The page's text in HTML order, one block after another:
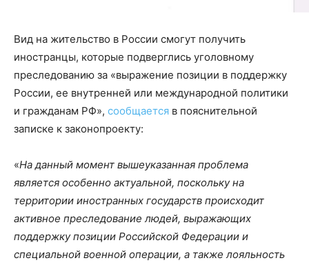
Вид на жительство в России смогут получить
иностранцы, которые подверглись уголовному
преследованию за «выражение позиции в поддержку
России, ее внутренней или международной политики
и гражданам РФ», сообщается в пояснительной
записке к законопроекту:
«На данный момент вышеуказанная проблема
является особенно актуальной, поскольку на
территории иностранных государств происходит
активное преследование людей, выражающих
поддержку позиции Российской Федерации и
специальной военной операции, а также лояльность